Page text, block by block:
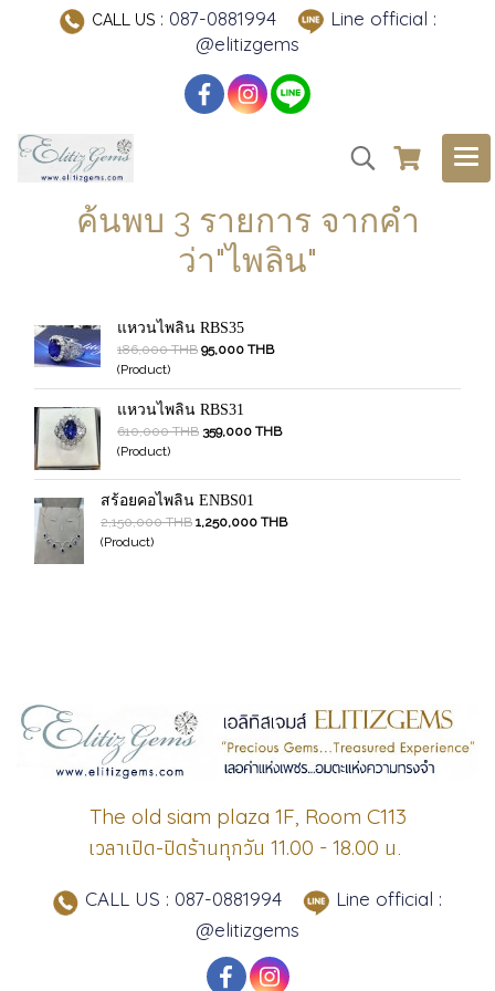
CALL US: 087-0881994
Line official :
@elitizgems
ค้นพบ 3 รายการ จากคำ
ว่า"ไพลิน"
แหวนไพลิน RBS35
186,000 THB 95,000 THB
(Product)
แหวนไพลิน RBS31
610,000 THB 359,000 THB
(Product)
สร้อยคอไพลิน ENBS01
2,150,000 THB 1,250,000 THB
(Product)
The old siam plaza 1F, Room C113
เวลาเปิด-ปิดร้านทุกวัน 11.00 - 18.00 น.
CALL US : 087-0881994
Line official :
@elitizgems